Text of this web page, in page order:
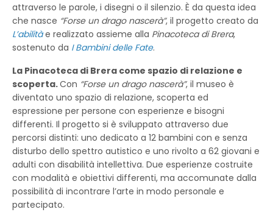
attraverso le parole, i disegni o il silenzio. È da questa idea
che nasce “Forse un drago nascerà”, il progetto creato da
L’abilitàe realizzato assieme alla Pinacoteca di Brera,
sostenuto da I Bambini delle Fate.
La Pinacoteca di Brera come spazio di relazione e
scoperta.Con “Forse un drago nascerà”, il museo è
diventato uno spazio di relazione, scoperta ed
espressione per persone con esperienze e bisogni
differenti. Il progetto si è sviluppato attraverso due
percorsi distinti: uno dedicato a 12 bambini con e senza
disturbo dello spettro autistico e uno rivolto a 62 giovani e
adulti con disabilità intellettiva. Due esperienze costruite
con modalità e obiettivi differenti, ma accomunate dalla
possibilità di incontrare l’arte in modo personale e
partecipato.